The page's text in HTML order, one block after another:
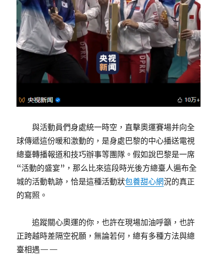
與活動員們身處統一時空，直擊奧運賽場并向全
球傳遞這份暖和激動的，是身處巴黎的中心播送電視
總臺轉播報道和技巧辦事等團隊。假如說巴黎是一席
“活動的盛宴”，那么比來這段時光後方總臺人遍布全
城的活動軌跡，恰是這種活動狀包養甜心網況的真正
的寫照。
追蹤關心奧運的你，也許在現場加油呼籲，也許
正跨越時差隔空祝願，無論若何，總有多種方法與總
臺相遇——